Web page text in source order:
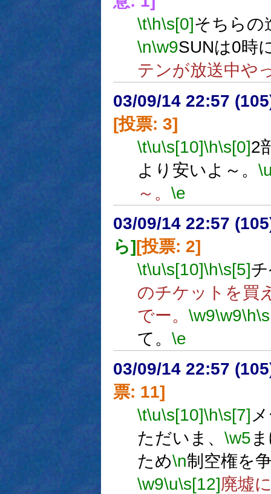
\t\h\s[0]そちらの
\n\w9SUNは0時
テンが放送中や
03/09/14 22:57
[投票: 3]
\t\u\s[10]\h\s[0]2
より安いよ～。
～。 \e
03/09/14 22:57
ら][投票: 2]
\t\u\s[10]\h\s[5]
のチケットを買
でー。 \w9\w9\h
て。 \e
03/09/14 22:57
票: 11]
\t\u\s[10]\h\s[7]
ただいま、 \w5
ため\n制空権を
\w9\u\s[12]廃墟